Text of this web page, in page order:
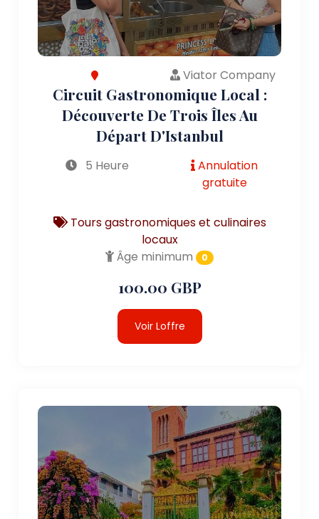
Viator Company
Circuit Gastronomique Local :
Découverte De Trois Îles Au
Départ D'Istanbul
5 Heure
Annulation
gratuite
Tours gastronomiques et culinaires
locaux
Âge minimum
0
100.00 GBP
Voir Loffre